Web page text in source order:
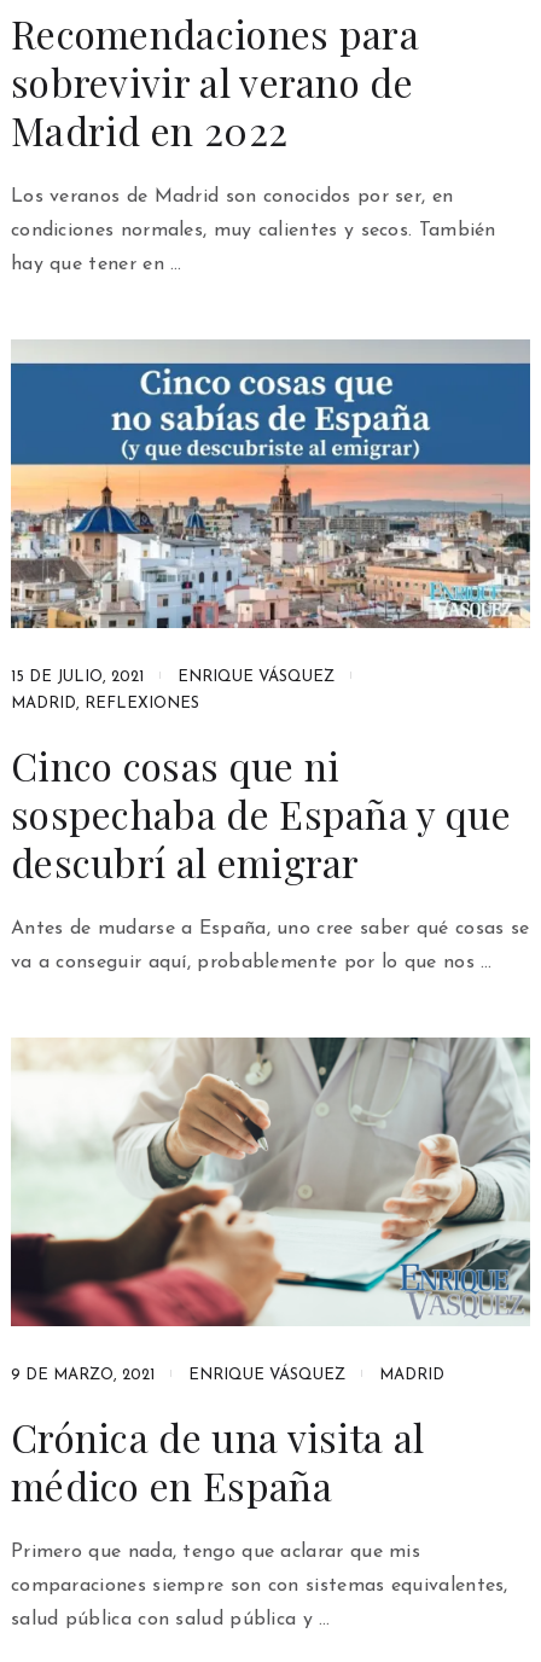
Recomendaciones para
sobrevivir al verano de
Madrid en 2022
Los veranos de Madrid son conocidos por ser, en
condiciones normales, muy calientes y secos. También
hay que tener en …
15 DE JULIO, 2021
ENRIQUE VÁSQUEZ
MADRID, REFLEXIONES
Cinco cosas que ni
sospechaba de España y que
descubrí al emigrar
Antes de mudarse a España, uno cree saber qué cosas se
va a conseguir aquí, probablemente por lo que nos …
9 DE MARZO, 2021 ENRIQUE VÁSQUEZ MADRID
Crónica de una visita al
médico en España
Primero que nada, tengo que aclarar que mis
comparaciones siempre son con sistemas equivalentes,
salud pública con salud pública y …